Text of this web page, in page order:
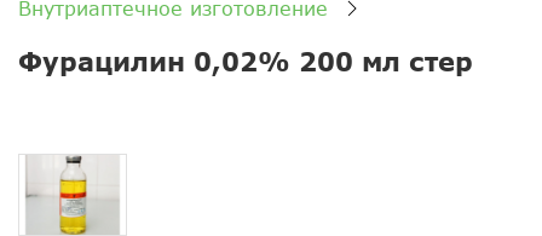
Внутриаптечное изготовление
Фурацилин 0,02% 200 мл стер